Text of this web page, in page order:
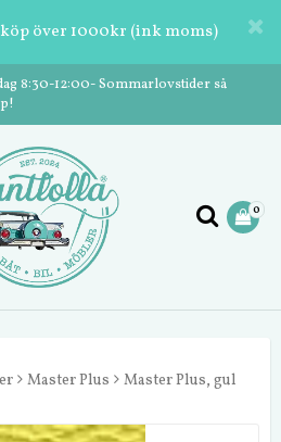
över 1000kr (ink moms)
8:30-12:00- Sommarlovstider så
0
Master Plus Master Plus, gul